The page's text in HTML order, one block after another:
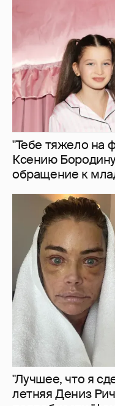
"Тебе тяжело на
Ксению
обращение к
"Лучшее, что я
летняя Дениз